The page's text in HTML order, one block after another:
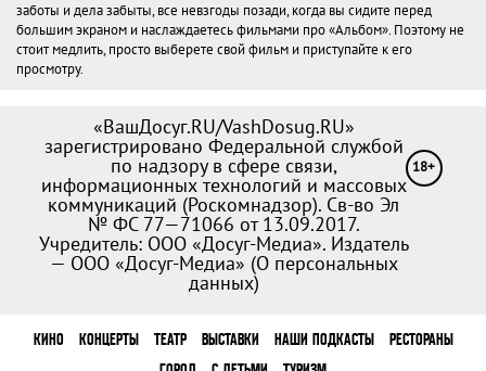
заботы и дела забыты, все невзгоды позади, когда вы сидите перед
большим экраном и наслаждаетесь фильмами про «Альбом». Поэтому не
стоит медлить, просто выберете свой фильм и приступайте к его
просмотру.
«ВашДосуг.RU/VashDosug.RU»
зарегистрировано Федеральной службой
по надзору в сфере связи,
информационных технологий и массовых
коммуникаций (Роскомнадзор). Св-во Эл
№ ФС 77—71066 от 13.09.2017.
Учредитель: ООО «Досуг-Медиа». Издатель
— ООО «Досуг-Медиа» (О персональных
данных)
18+
КИНО КОНЦЕРТЫ ТЕАТР ВЫСТАВКИ НАШИ ПОДКАСТЫ
РЕСТОРАНЫ